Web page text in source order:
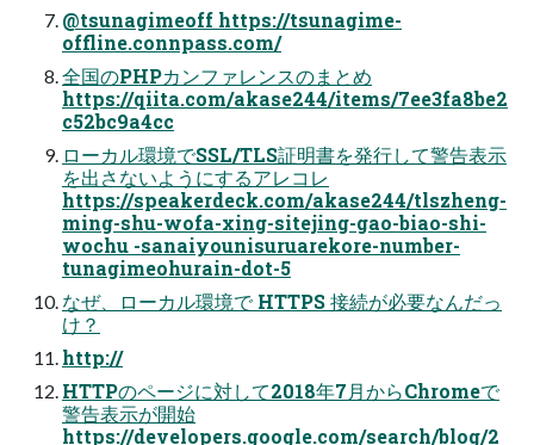
@tsunagimeoff https://tsunagime-
offline.connpass.com/
全国のPHPカンファレンスのまとめ
https://qiita.com/akase244/items/7ee3fa8be2
c52bc9a4cc
ローカル環境でSSL/TLS証明書を発行して警告表示
を出さないようにするアレコレ
https://speakerdeck.com/akase244/tlszheng-
ming-shu-wofa-xing-sitejing-gao-biao-shi-
wochu -sanaiyounisuruarekore-number-
tunagimeohurain-dot-5
なぜ、ローカル環境で HTTPS 接続が必要なんだっ
け？
http://
HTTPのページに対して2018年7月からChromeで
警告表示が開始
https://developers.google.com/search/blog/2